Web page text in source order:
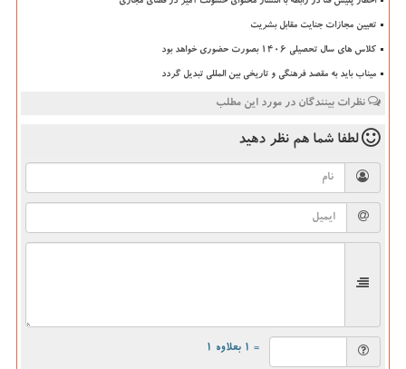
اخطار پلیس فتا در رابطه با انتشار محتوای خشونت آمیز در فضای مجازی
تعیین مجازات جنایت مقابل بشریت
کلاس های سال تحصیلی ۱۴۰۶ بصورت حضوری خواهد بود
میناب باید به مقصد فرهنگی و تاریخی بین المللی تبدیل گردد
نظرات بینندگان در مورد این مطلب
لطفا شما هم نظر دهید
= ۱ بعلاوه ۱